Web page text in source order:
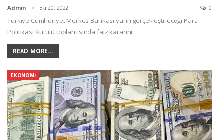
Admin Eki 20, 2022 0
Türkiye Cumhuriyet Merkez Bankası yarın gerçekleştireceği Para
Politikası Kurulu toplantısında faiz kararını…
READ MORE...
EKONOMI